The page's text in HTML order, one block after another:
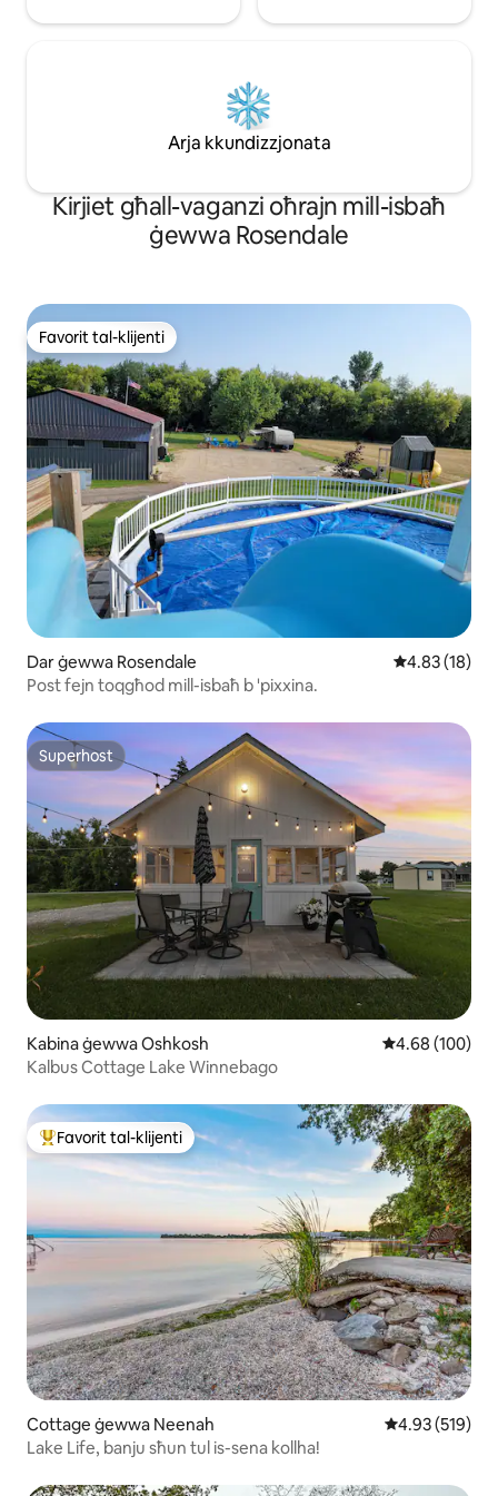
Arja kkundizzjonata
Kirjiet għall-vaganzi oħrajn mill-isbaħ
ġewwa Rosendale
Favorit tal-klijenti
Favorit tal-klijenti
Dar ġewwa Rosendale Rating
4.83 (18)
Post fejn toqgħod mill-isbaħ b 'pixxina.
Superhost
Superhost
Kabina ġewwa Oshkosh Rating medju
4.68 (100)
Kalbus Cottage Lake Winnebago
Wieħed mill-aqwa favoriti tal-klijenti
Favorit tal-klijenti
Cottage ġewwa Neenah Rating medju
4.93 (519)
Lake Life, banju sħun tul is-sena kollha!